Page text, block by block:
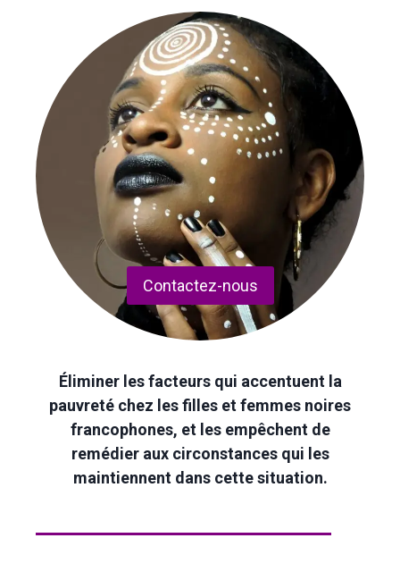
Contactez-nous
Éliminer les facteurs qui accentuent la
pauvreté chez les filles et femmes noires
francophones, et les empêchent de
remédier aux circonstances qui les
maintiennent dans cette situation.